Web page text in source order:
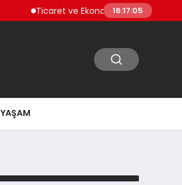
Ticaret ve Ekonomik Kulübü Genel
16:17:06
YAŞAM